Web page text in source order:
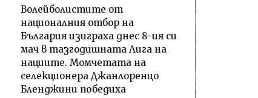
Волейболистите от
националния отбор на
България изиграха днес 8-ия си
мач в тазгодишната Лига на
нациите. Момчетата на
селекционера Джанлоренцо
Бленджини победиха